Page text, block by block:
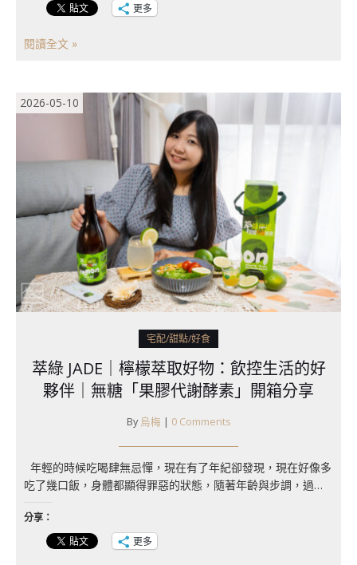
更多
閱讀全文 »
2026-05-10
宅配/甜點/好食
萃綠 JADE｜檸檬萃取好物：飲控生活的好
夥伴｜無糖「果膠代謝酵素」開箱分享
By 烏梅 0 Comments
年輕的時候吃喝肆無忌憚，現在有了年紀卻發現，現在好像多
吃了幾口飯，身體都顯得罪惡的狀態，隨著年齡與步調，過…
分享：
更多